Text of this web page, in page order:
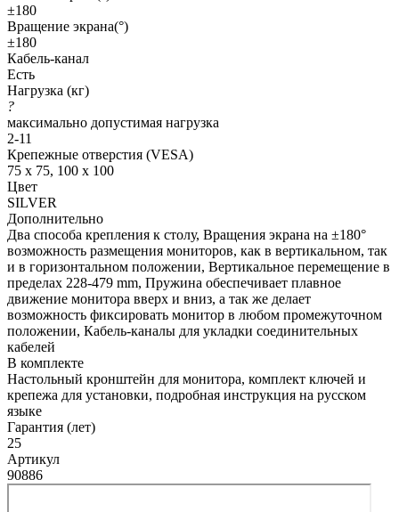
±180
Вращение экрана(°)
±180
Кабель-канал
Есть
Нагрузка (кг)
?
максимально допустимая нагрузка
2-11
Крепежные отверстия (VESA)
75 x 75, 100 x 100
Цвет
SILVER
Дополнительно
Два способа крепления к столу, Вращения экрана на ±180°
возможность размещения мониторов, как в вертикальном, так
и в горизонтальном положении, Вертикальное перемещение в
пределах 228-479 mm, Пружина обеспечивает плавное
движение монитора вверх и вниз, а так же делает
возможность фиксировать монитор в любом промежуточном
положении, Кабель-каналы для укладки соединительных
кабелей
В комплекте
Настольный кронштейн для монитора, комплект ключей и
крепежа для установки, подробная инструкция на русском
языке
Гарантия (лет)
25
Артикул
90886